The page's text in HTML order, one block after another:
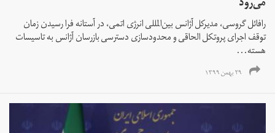
رافائل گروسی،‌ مدیرکل آژانس بین‌المللی انرژی اتمی، در آستانه فرا رسیدن زمان
توقف اجرای پروتکل الحاقی و محدودسازی دسترسی بازرسان آژانس به تاسیسات
هسته...
۲۹ بهمن ۱۳۹۹